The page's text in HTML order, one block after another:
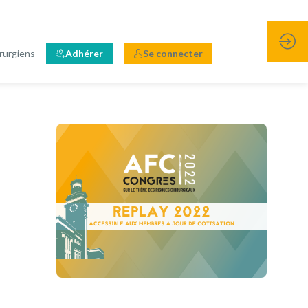
Adhérer Se connecter